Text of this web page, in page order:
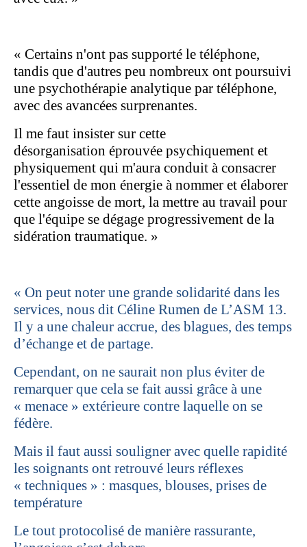
« Certains n'ont pas supporté le téléphone,
tandis que d'autres peu nombreux ont poursuivi
une psychothérapie analytique par téléphone,
avec des avancées surprenantes.
Il me faut insister sur cette
désorganisation éprouvée psychiquement et
physiquement qui m'aura conduit à consacrer
l'essentiel de mon énergie à nommer et élaborer
cette angoisse de mort, la mettre au travail pour
que l'équipe se dégage progressivement de la
sidération traumatique. »
« On peut noter une grande solidarité dans les
services, nous dit Céline Rumen de L’ASM 13.
Il y a une chaleur accrue, des blagues, des temps
d’échange et de partage.
Cependant, on ne saurait non plus éviter de
remarquer que cela se fait aussi grâce à une
« menace » extérieure contre laquelle on se
fédère.
Mais il faut aussi souligner avec quelle rapidité
les soignants ont retrouvé leurs réflexes
« techniques » : masques, blouses, prises de
température
Le tout protocolisé de manière rassurante,